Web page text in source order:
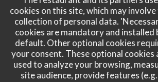
cookies on this site, which may
collection of personal data.
cookies are mandatory and installed
default. Other optional cookies
your consent. These optional cookies
used to analyze your browsing,
site audience, provide features